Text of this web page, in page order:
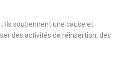
ils soutiennent une cause et
des activités de réinsertion, des